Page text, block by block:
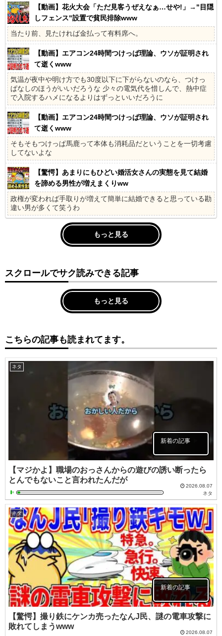
【動画】花火大会「ただ見客うぜえなぁ…せや!」→"目隠
しフェンス"設置で貧民排除www
当たり前、見たければ金払って有料席へ。
【動画】エアコン24時間つけっぱ理論、ウソが証明され
て逝くwww
気温が夜中や明け方でも30度以下に下がらないのなら、つけっ
ぱなしのほうがいいだろうな 少々の電気代を惜しんで、熱中症
で入院するハメになるよりはずっといいだろうに
【動画】エアコン24時間つけっぱ理論、ウソが証明され
て逝くwww
そもそもつけっぱ馬鹿って本体も消耗品だということを一切考慮
してないよな
【驚愕】あまりにもひどい婚活女さんの実態を見て結婚
を諦める男性が増えまくりww
政権が変われば手取りが増えて簡単に結婚できると思っている勘
違い男が多くて笑うわ
もっと見る
スクロールでサク読みできる記事
もっと見る
こちらの記事も読まれてます。
ネタ
新着の記事
【マジかよ】職場のおっさんからの遊びの誘い断ったら
とんでもないこと言われたんだが
2026.08.07
ネタ
ネタ
新着の記事
【驚愕】撮り鉄にケンカ売ったなんJ民、謎の電車攻撃に
敗れてしまうwww
2026.08.07